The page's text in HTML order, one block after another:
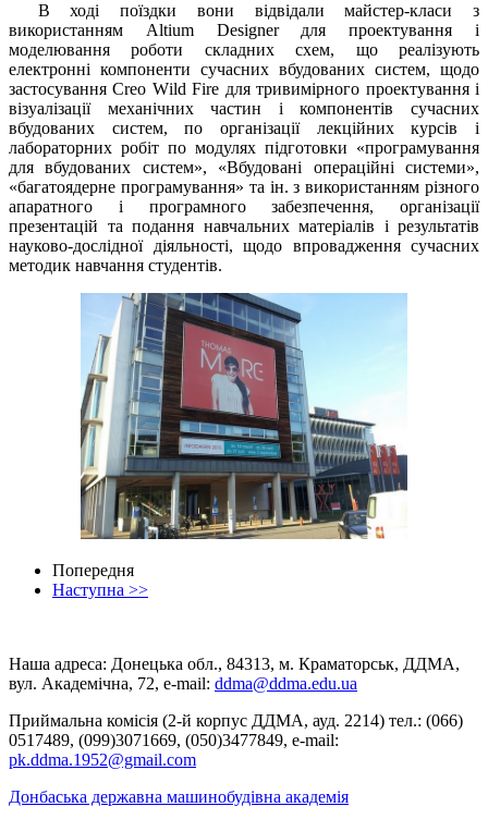
В ході поїздки вони відвідали майстер-класи з
використанням Altіum Desіgner для проектування і
моделювання роботи складних схем, що реалізують
електронні компоненти сучасних вбудованих систем, щодо
застосування Creo Wіld Fіre для тривимірного проектування і
візуалізації механічних частин і компонентів сучасних
вбудованих систем, по організації лекційних курсів і
лабораторних робіт по модулях підготовки «програмування
для вбудованих систем», «Вбудовані операційні системи»,
«багатоядерне програмування» та ін. з використанням різного
апаратного і програмного забезпечення, організації
презентацій та подання навчальних матеріалів і результатів
науково-дослідної діяльності, щодо впровадження сучасних
методик навчання студентів.
Попередня
Наступна >>
Наша адреса: Донецька обл., 84313, м. Краматорськ, ДДМА,
вул. Академічна, 72, е-mail: ddma@ddma.edu.ua
Приймальна комісія (2-й корпус ДДМА, ауд. 2214) тел.: (066)
0517489, (099)3071669, (050)3477849, e-mail:
pk.ddma.1952@gmail.com
Донбаська державна машинобудівна академія